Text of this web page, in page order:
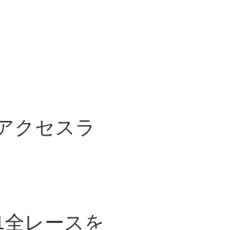
クセスラ
レースを